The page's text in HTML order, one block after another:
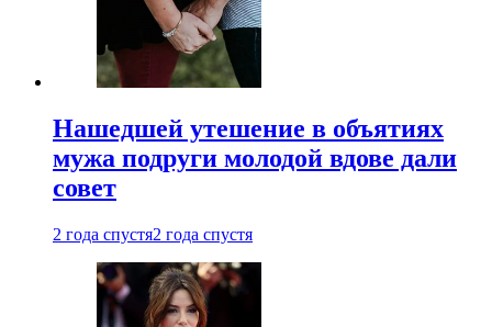
Нашедшей утешение в объятиях
мужа подруги молодой вдове дали
совет
2 года спустя2 года спустя